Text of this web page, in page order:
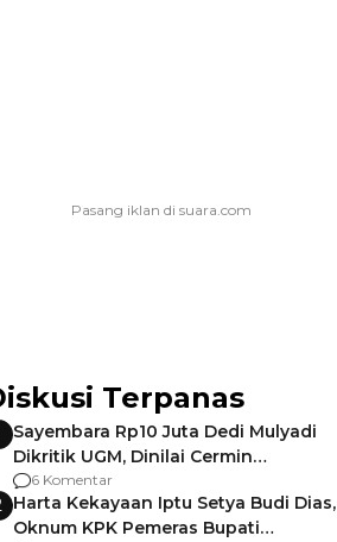
Terpanas
Sayembara Rp10 Juta Dedi Mulyadi
Dikritik UGM, Dinilai Cermin
Gagalnya Negara Jamin Keamanan
6 Komentar
Harta Kekayaan Iptu Setya Budi Dias,
Oknum KPK Pemeras Bupati